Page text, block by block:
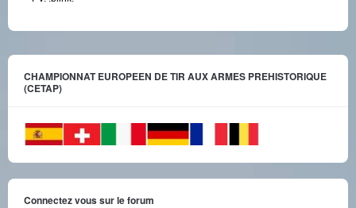
CHAMPIONNAT EUROPEEN DE TIR AUX ARMES PREHISTORIQUE
(CETAP)
Connectez vous sur le forum